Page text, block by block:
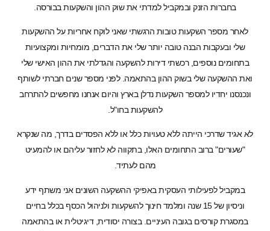
ובמקביל למדתי את שוק ההון והשקעות בבורסה.
טובות הרגשתי שאני לוקח אחריות על ההשקעות
טובה יותר שלי את הדברים, מומחיות ומקצועיות
רכשתי דירות להשקעה והגדלתי את ההון האישי שלי
בשוק ההון בהתאמה. לפני מספר שנים חברתי לשותף
למספר השקעות נדלן בארץ והיום אנחנו מחפשים להתרחב
ללא טעויות כלל או ללא הפסדים בדרך, מה שנקרא
התחומים האלו, בתקווה לא לחזור עליהם או להמעיט
העסקית באפיקי ההשקעה השונים אני משתף ידע
וניסיון של 15 שנה ומלמד חינוך להשקעות ולניהול הכסף בכלל בחיים
בגובה העיניים. בצורה יסודית, דיגיטלית או בהתאמה